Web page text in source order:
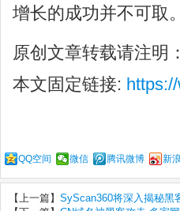
增长的成功并不可取。
原创文章转载请注明
本文固定链接:
QQ空间 微信 腾讯微博 新
【上一篇】 SyScan360将深入揭秘黑